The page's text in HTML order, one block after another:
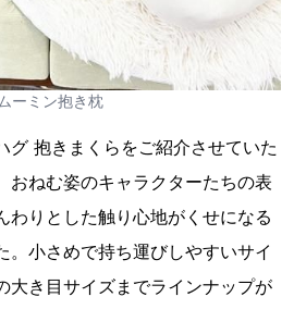
ムーミン抱き枕
グ 抱きまくらをご紹介させていた
おねむ姿のキャラクターたちの表
わりとした触り心地がくせになる
。小さめで持ち運びしやすいサイ
大き目サイズまでラインナップが